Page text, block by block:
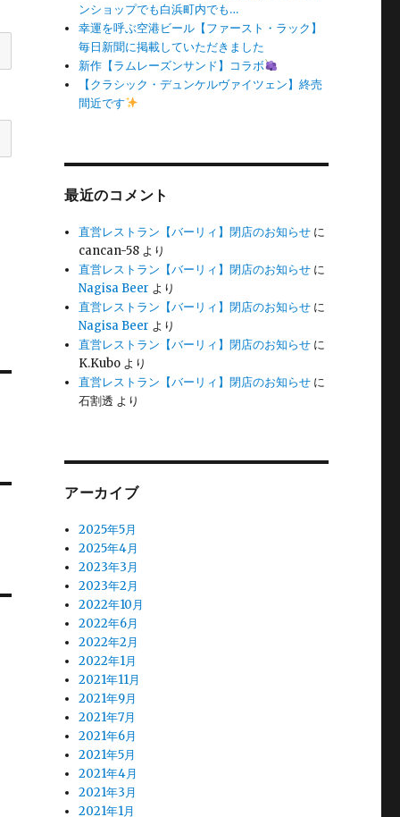
ンショップでも白浜町内でも…
幸運を呼ぶ空港ビール【ファースト・ラック】
毎日新聞に掲載していただきました
新作【ラムレーズンサンド】コラボ
【クラシック・デュンケルヴァイツェン】終売
間近です
最近のコメント
直営レストラン【バーリィ】閉店のお知らせ に
cancan-58 より
直営レストラン【バーリィ】閉店のお知らせ に
Nagisa Beer より
直営レストラン【バーリィ】閉店のお知らせ に
Nagisa Beer より
直営レストラン【バーリィ】閉店のお知らせ に
K.Kubo より
直営レストラン【バーリィ】閉店のお知らせ に
石割透 より
アーカイブ
2025年5月
2025年4月
2023年3月
2023年2月
2022年10月
2022年6月
2022年2月
2022年1月
2021年11月
2021年9月
2021年7月
2021年6月
2021年5月
2021年4月
2021年3月
2021年1月